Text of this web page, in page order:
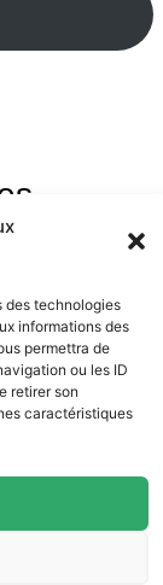
des technologies
informations des
permettra de
ou les ID
retirer son
caractéristiques
de vous!
et
sur